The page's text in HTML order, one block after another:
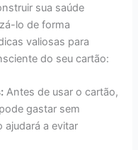
sua saúde
lo de forma
valiosas para
do seu cartão:
Antes de usar o cartão,
gastar sem
a evitar